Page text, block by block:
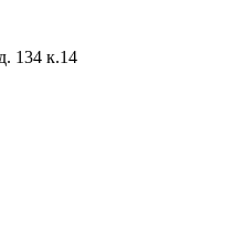
134 к.14